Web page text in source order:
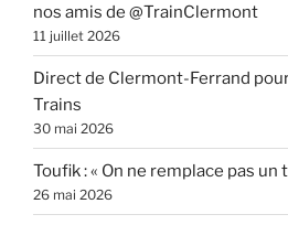
nos amis de @TrainClermont
11 juillet 2026
Direct de Clermont-Ferrand
Trains
30 mai 2026
Toufik : « On ne remplace pas un
26 mai 2026